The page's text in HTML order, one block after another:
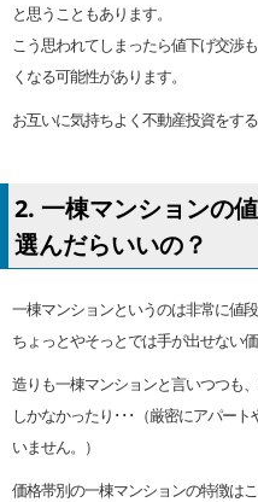
と思うこともあります。
こう思われてしまったら値下げ交渉
くなる可能性があります。
お互いに気持ちよく不動産投資をす
2. 一棟マンションの
選んだらいいの？
一棟マンションというのは非常に値
ちょっとやそっとでは手が出せない
造りも一棟マンションと言いつつも
しかなかったり･･･（厳密にアパー
いません。）
価格帯別の一棟マンションの特徴はこ